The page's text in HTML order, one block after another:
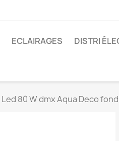
ECLAIRAGES DISTRI
Led 80 W dmx Aqua Deco